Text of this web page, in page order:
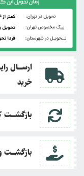
خرید
بازگشــــت
بازگشــــت وجه 3 درصدی از خرید